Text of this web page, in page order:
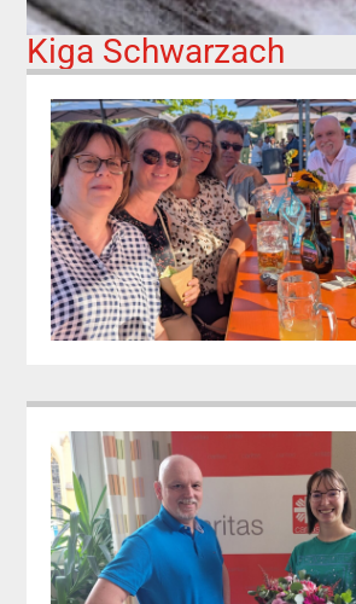
Kiga Schwarzach